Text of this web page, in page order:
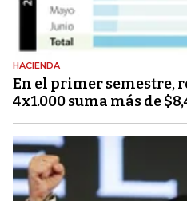
HACIENDA
En el primer semestre,
4x1.000 suma más de